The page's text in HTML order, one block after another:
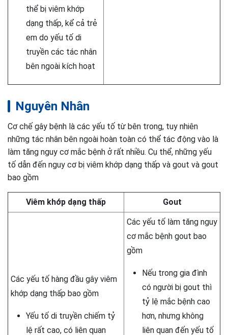
thể bị viêm khớp
dạng thấp, kể cả trẻ
em do yếu tố di
truyền các tác nhân
bên ngoài kích hoạt
Nguyên Nhân
Cơ chế gây bệnh là các yếu tố từ bên trong, tuy nhiên
những tác nhân bên ngoài hoàn toàn có thể tác động vào là
làm tăng nguy cơ mắc bệnh ở rất nhiều. Cụ thể, những yếu
tố dẫn đến nguy cơ bị viêm khớp dạng thấp và gout và gout
bao gồm
Viêm khớp dạng thấp Gout
Các yếu tố hàng đầu gây viêm
khớp dạng thấp bao gồm
Yếu tố di truyền chiếm tỷ
lệ rất cao, có liên quan
Các yếu tố làm tăng nguy
cơ mắc bệnh gout bao
gồm
Nếu trong gia đình
có người bị gout thì
tỷ lệ mắc bệnh cao
hơn, nhưng không
liên quan đến yếu tố